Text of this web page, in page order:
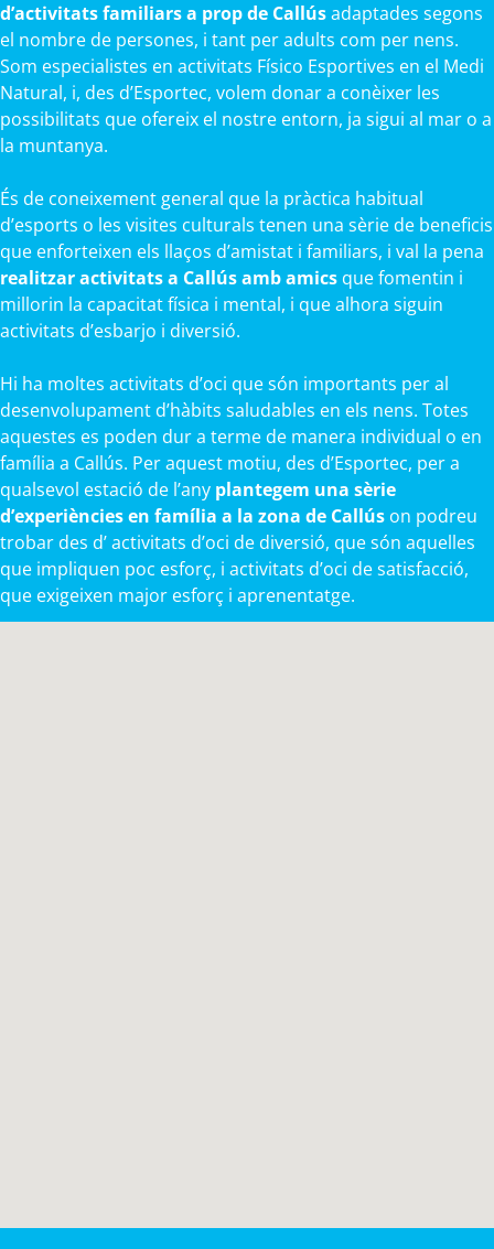
d’activitats familiars a prop de Callúsadaptades segons
el nombre de persones, i tant per adults com per nens.
Som especialistes en activitats Físico Esportives en el Medi
Natural, i, des d’Esportec, volem donar a conèixer les
possibilitats que ofereix el nostre entorn, ja sigui al mar o a
la muntanya.
És de coneixement general que la pràctica habitual
d’esports o les visites culturals tenen una sèrie de beneficis
que enforteixen els llaços d’amistat i familiars, i val la pena
realitzar activitats a Callús amb amics que fomentin i
millorin la capacitat física i mental, i que alhora siguin
activitats d’esbarjo i diversió.
Hi ha moltes activitats d’oci que són importants per al
desenvolupament d’hàbits saludables en els nens. Totes
aquestes es poden dur a terme de manera individual o en
família a Callús. Per aquest motiu, des d’Esportec, per a
qualsevol estació de l’any plantegem una sèrie
d’experiències en família a la zona de Callús on podreu
trobar des d’ activitats d’oci de diversió, que són aquelles
que impliquen poc esforç, i activitats d’oci de satisfacció,
que exigeixen major esforç i aprenentatge.